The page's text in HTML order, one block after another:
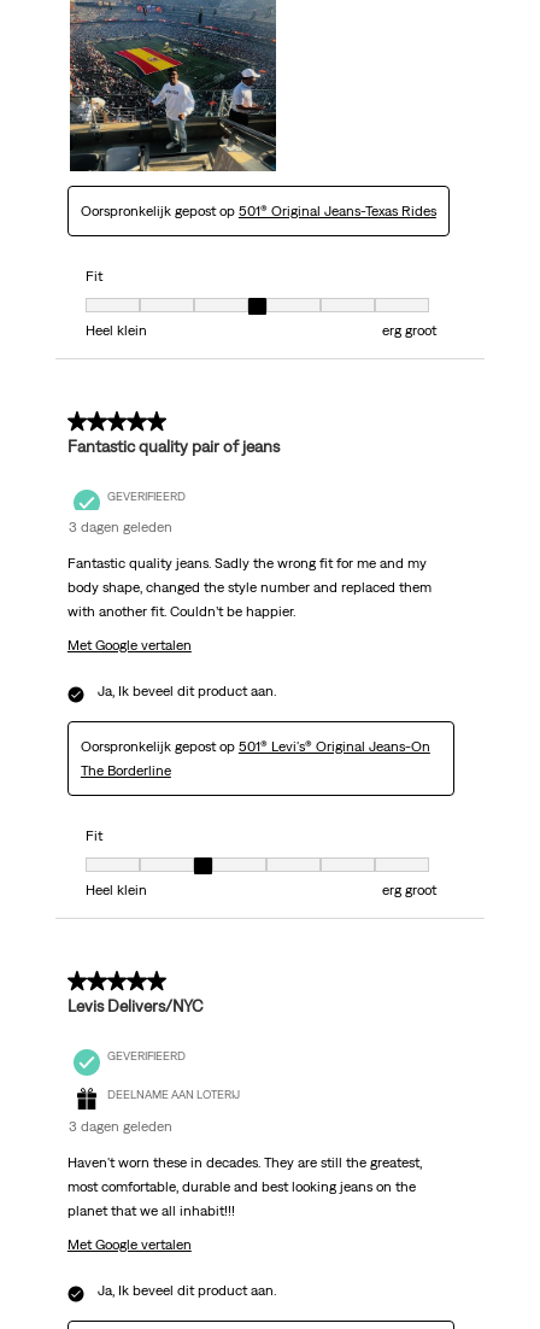
Oorspronkelijk gepost op 501® Original Jeans-Texas Rides
Fit
Fit, 4 van 7, waarbij 1 gelijk is aan Heel klein en 7 gelijk is aan erg groot
Heel klein
erg groot
5 van 5 sterren.
Fantastic quality pair of jeans
GEVERIFIEERD
3 dagen geleden
Fantastic quality jeans. Sadly the wrong fit for me and my
body shape, changed the style number and replaced them
with another fit. Couldn’t be happier.
Met Google vertalen
Ja, Ik beveel dit product aan.
Oorspronkelijk gepost op 501® Levi's® Original Jeans-On
The Borderline
Fit
Fit, 3 van 7, waarbij 1 gelijk is aan Heel klein en 7 gelijk is aan erg groot
Heel klein
erg groot
5 van 5 sterren.
Levis Delivers/NYC
GEVERIFIEERD
DEELNAME AAN LOTERIJ
3 dagen geleden
Haven't worn these in decades. They are still the greatest,
most comfortable, durable and best looking jeans on the
planet that we all inhabit!!!
Met Google vertalen
Ja, Ik beveel dit product aan.